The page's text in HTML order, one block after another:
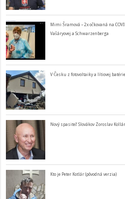
Mimi Šramová – 2x očkovaná na
Vašáryovej a Schwarzenberga
V Česku z fotovoltaiky a lítiovej
Nový spasiteľ Slovákov Zoroslav
Kto je Peter Kotlár (pôvodná verzia)